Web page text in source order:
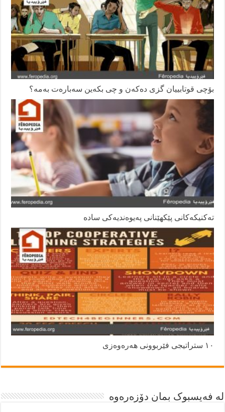
بۆچی قوتابییان گزی دەکەن و چی بکەین سەبارەت بەمە؟
تەکنیکەکانی پێکهێنانی پەیوەندیەکی سادە
١٠ ستراتیجی فێربوونی هەرەوەزی
لە فەیسبوک بمان دۆزەرەوە